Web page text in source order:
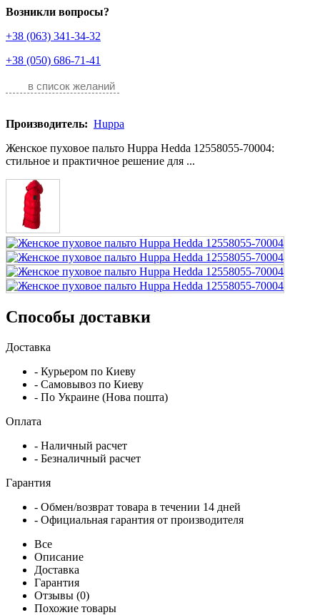
Возникли вопросы?
+38 (063) 341-34-32
+38 (050) 686-71-41
в список желаний
Производитель: Huppa
Женское пуховое пальто Huppa Hedda 12558055-70004:
стильное и практичное решение для ...
Способы доставки
Доставка
- Курьером по Киеву
- Самовывоз по Киеву
- По Украине (Нова пошта)
Оплата
- Наличный расчет
- Безналичный расчет
Гарантия
- Обмен/возврат товара в течении 14 дней
- Официальная гарантия от производителя
Все
Описание
Доставка
Гарантия
Отзывы (0)
Похожие товары